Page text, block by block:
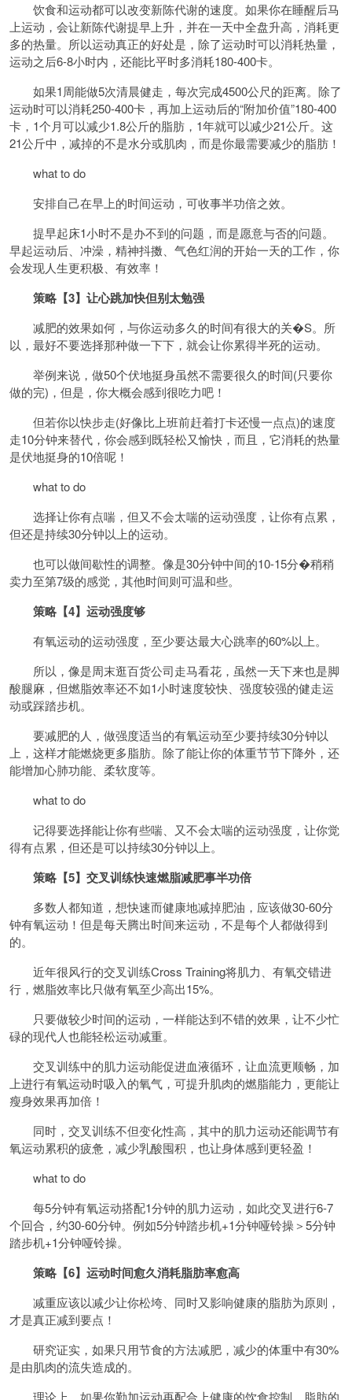
饮食和运动都可以改变新陈代谢的速度。如果你在睡醒后马
上运动，会让新陈代谢提早上升，并在一天中全盘升高，消耗更
多的热量。所以运动真正的好处是，除了运动时可以消耗热量，
运动之后6-8小时内，还能比平时多消耗180-400卡。
如果1周能做5次清晨健走，每次完成4500公尺的距离。除了
运动时可以消耗250-400卡，再加上运动后的“附加价值”180-400
卡，1个月可以减少1.8公斤的脂肪，1年就可以减少21公斤。这
21公斤中，减掉的不是水分或肌肉，而是你最需要减少的脂肪！
what to do
安排自己在早上的时间运动，可收事半功倍之效。
提早起床1小时不是办不到的问题，而是愿意与否的问题。
早起运动后、冲澡，精神抖擞、气色红润的开始一天的工作，你
会发现人生更积极、有效率！
策略【3】让心跳加快但别太勉强
减肥的效果如何，与你运动多久的时间有很大的关�S。所
以，最好不要选择那种做一下下，就会让你累得半死的运动。
举例来说，做50个伏地挺身虽然不需要很久的时间(只要你
做的完)，但是，你大概会感到很吃力吧！
但若你以快步走(好像比上班前赶着打卡还慢一点点)的速度
走10分钟来替代，你会感到既轻松又愉快，而且，它消耗的热量
是伏地挺身的10倍呢！
what to do
选择让你有点喘，但又不会太喘的运动强度，让你有点累，
但还是持续30分钟以上的运动。
也可以做间歇性的调整。像是30分钟中间的10-15分�稍稍
卖力至第7级的感觉，其他时间则可温和些。
策略【4】运动强度够
有氧运动的运动强度，至少要达最大心跳率的60%以上。
所以，像是周末逛百货公司走马看花，虽然一天下来也是脚
酸腿麻，但燃脂效率还不如1小时速度较快、强度较强的健走运
动或踩踏步机。
要减肥的人，做强度适当的有氧运动至少要持续30分钟以
上，这样才能燃烧更多脂肪。除了能让你的体重节节下降外，还
能增加心肺功能、柔软度等。
what to do
记得要选择能让你有些喘、又不会太喘的运动强度，让你觉
得有点累，但还是可以持续30分钟以上。
策略【5】交叉训练快速燃脂减肥事半功倍
多数人都知道，想快速而健康地减掉肥油，应该做30-60分
钟有氧运动！但是每天腾出时间来运动，不是每个人都做得到
的。
近年很风行的交叉训练Cross Training将肌力、有氧交错进
行，燃脂效率比只做有氧至少高出15%。
只要做较少时间的运动，一样能达到不错的效果，让不少忙
碌的现代人也能轻松运动减重。
交叉训练中的肌力运动能促进血液循环，让血流更顺畅，加
上进行有氧运动时吸入的氧气，可提升肌肉的燃脂能力，更能让
瘦身效果再加倍！
同时，交叉训练不但变化性高，其中的肌力运动还能调节有
氧运动累积的疲惫，减少乳酸囤积，也让身体感到更轻盈！
what to do
每5分钟有氧运动搭配1分钟的肌力运动，如此交叉进行6-7
个回合，约30-60分钟。例如5分钟踏步机+1分钟哑铃操＞5分钟
踏步机+1分钟哑铃操。
策略【6】运动时间愈久消耗脂肪率愈高
减重应该以减少让你松垮、同时又影响健康的脂肪为原则，
才是真正减到要点！
研究证实，如果只用节食的方法减肥，减少的体重中有30%
是由肌肉的流失造成的。
理论上，如果你勤加运动再配合上健康的饮食控制，脂肪的